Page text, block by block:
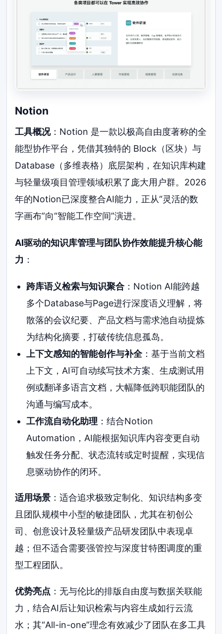
Notion
工具概况：Notion 是一款以极高自由度著称的全
能型协作平台，凭借其独特的 Block（区块）与
Database（多维表格）底层架构，在知识库构建
与轻量级项目管理领域积累了庞大用户群。2026
年的Notion已深度整合AI能力，正从“灵活的数
字画布”向“智能工作空间”演进。
AI驱动的知识库管理与团队协作效能提升核心能
力 ：
跨库语义检索与知识聚合：Notion AI能跨越
多个Database与Page进行深度语义理解，将
散落的会议纪要、产品文档与需求池自动提炼
为结构化摘要，打破传统信息孤岛。
上下文感知的智能创作与补全：基于当前文档
上下文，AI可自动续写技术方案、生成测试用
例或翻译多语言文档，大幅降低跨职能团队的
沟通与编写成本。
工作流自动化助理 ：结合Notion
Automation，AI能根据知识库内容变更自动
触发任务分配、状态流转或定时提醒，实现信
息驱动协作的闭环。
适用场景 ：适合追求极致定制化、知识结构多变
且团队规模中小型的敏捷团队，尤其在初创公
司、创意设计及轻量级产品研发团队中表现卓
越；但不适合需要强管控与深度甘特图调度的重
型工程团队。
优势亮点 ：无与伦比的排版自由度与数据关联能
力，结合AI后让知识检索与内容生成如行云流
水；其“All-in-one”理念有效减少了团队在多工具